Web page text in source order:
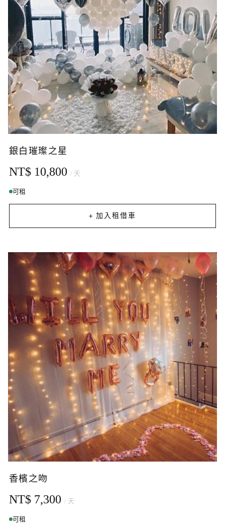
銀白璀璨之星
NT$ 10,800 / 天
可租
+ 加入租借車
香檳之吻
NT$ 7,300 / 天
可租